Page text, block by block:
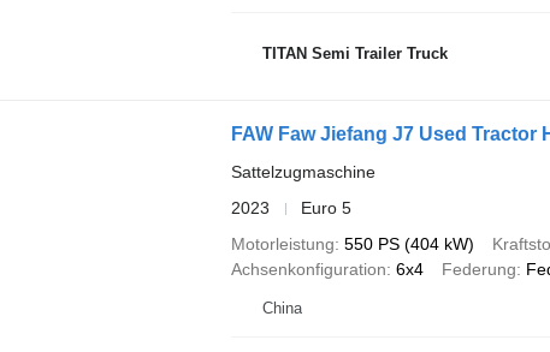
TITAN Semi Trailer Truck
FAW Faw Jiefang J7 Used Tractor
Sattelzugmaschine
2023
Euro 5
Motorleistung 550 PS (404 kW)
Achsenkonfiguration 6x4 Federung
China